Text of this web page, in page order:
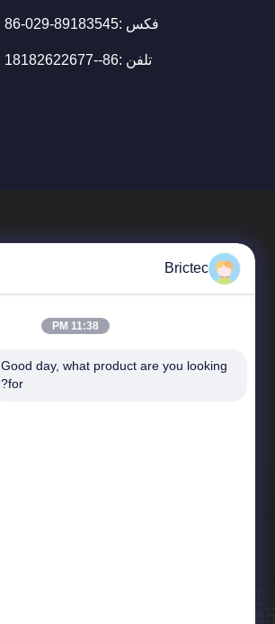
فکس :86-029-89183545
تلفن :86--18182622677
محصولات
Brictec
11:38 PM
Good day, what product are you looking
for?